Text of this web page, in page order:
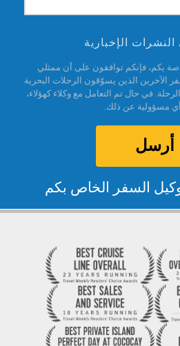
الإخبارية
بكم، فإنكم توافقون على أن ممثلي
الآخرين الذين يسوّقون الرحلات البحرية
في حال تم التعامل مع وكلاء كهؤلاء،
مسؤولية عن ذلك.
أرسل
السفر الخاص بكم